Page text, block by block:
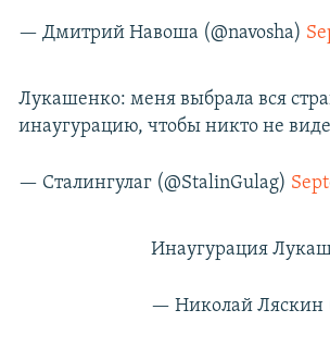
— Дмитрий Навоша (@navosha)
Лукашенко: меня выбрала вся
инаугурацию, чтобы никто не
— Сталингулаг (@StalinGulag)
Инаугурация
— Николай Ляскин